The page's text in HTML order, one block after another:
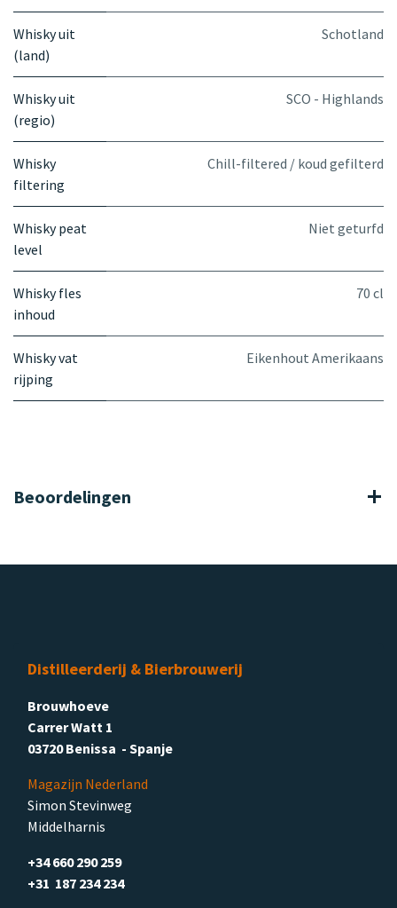
Whisky uit
(land)
Schotland
Whisky uit
(regio)
SCO - Highlands
Whisky
filtering
Chill-filtered / koud gefilterd
Whisky peat
level
Niet geturfd
Whisky fles
inhoud
70 cl
Whisky vat
rijping
Eikenhout Amerikaans
Beoordelingen
Distilleerderij & Bierbrouwerij
Brouwhoeve
Carrer Watt 1
03720 Benissa - Spanje
Magazijn Nederland
Simon Stevinweg
Middelharnis
+34 660 290 259
+31 187 234 234